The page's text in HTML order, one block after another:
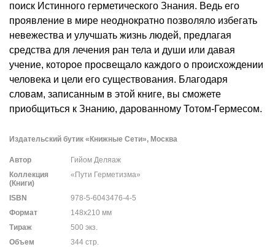
поиск Истинного герметического Знания. Ведь его
проявление в мире неоднократно позволяло избегать
невежества и улучшать жизнь людей, предлагая
средства для лечения ран тела и души или давая
учение, которое просвещало каждого о происхождении
человека и цели его существования. Благодаря
словам, записанным в этой книге, вы сможете
приобщиться к Знанию, дарованному Тотом-Гермесом.
Издательский бутик «Книжные Сети», Москва
Автор
Гийом Деляаж
Коллекция
(Книги)
«Пути Герметизма»
ISBN
978-5-6043476-4-5
Формат
148х210 мм
Тираж
500 экз.
Объем
344 стр.